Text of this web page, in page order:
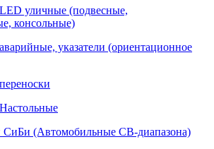
уличные (подвесные,
консольные)
указатели (ориентационное
СиБи (Автомобильные СВ-диапазона)